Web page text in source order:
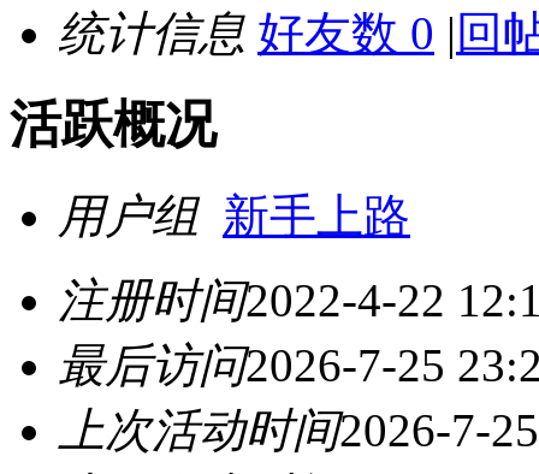
统计信息 好友数 0 | 回
活跃概况
用户组 新手上路
注册时间2022-4-22
最后访问2026-7-25
上次活动时间2026-7-